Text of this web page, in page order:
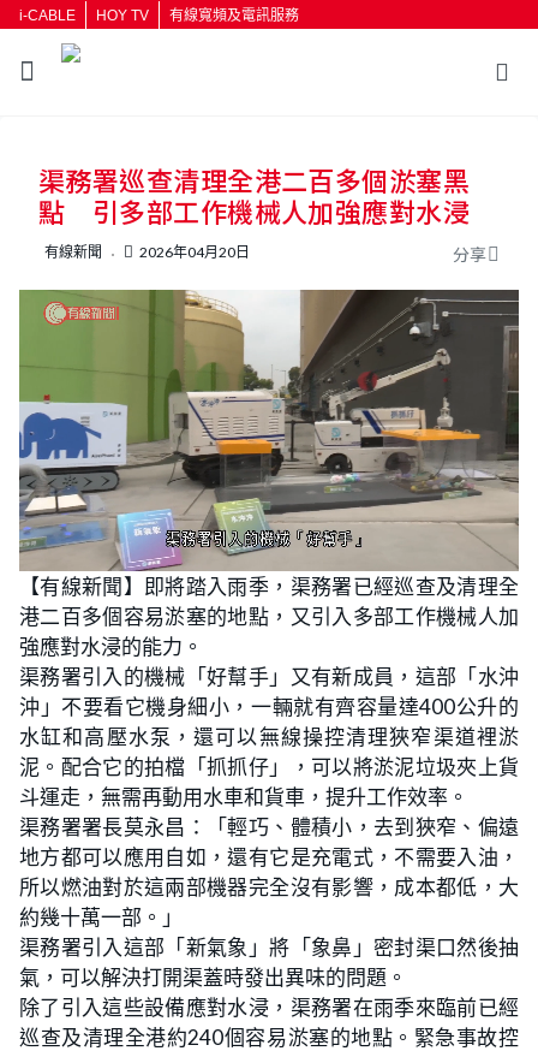
i-CABLE HOY TV 有線寬頻及電訊服務
按輸入鍵開始搜尋
渠務署巡查清理全港二百多個淤塞黑
點 引多部工作機械人加強應對水浸
有線新聞 2026年04月20日 分享
n
m
t
e
L
o
a
d
e
d
:
2
4
.
3
2
%
【有線新聞】即將踏入雨季，渠務署已經巡查及清理全
港二百多個容易淤塞的地點，又引入多部工作機械人加
強應對水浸的能力。
渠務署引入的機械「好幫手」又有新成員，這部「水沖
沖」不要看它機身細小，一輛就有齊容量達400公升的
水缸和高壓水泵，還可以無線操控清理狹窄渠道裡淤
泥。配合它的拍檔「抓抓仔」，可以將淤泥垃圾夾上貨
斗運走，無需再動用水車和貨車，提升工作效率。
渠務署署長莫永昌：「輕巧、體積小，去到狹窄、偏遠
地方都可以應用自如，還有它是充電式，不需要入油，
所以燃油對於這兩部機器完全沒有影響，成本都低，大
約幾十萬一部。」
渠務署引入這部「新氣象」將「象鼻」密封渠口然後抽
氣，可以解決打開渠蓋時發出異味的問題。
除了引入這些設備應對水浸，渠務署在雨季來臨前已經
巡查及清理全港約240個容易淤塞的地點。緊急事故控